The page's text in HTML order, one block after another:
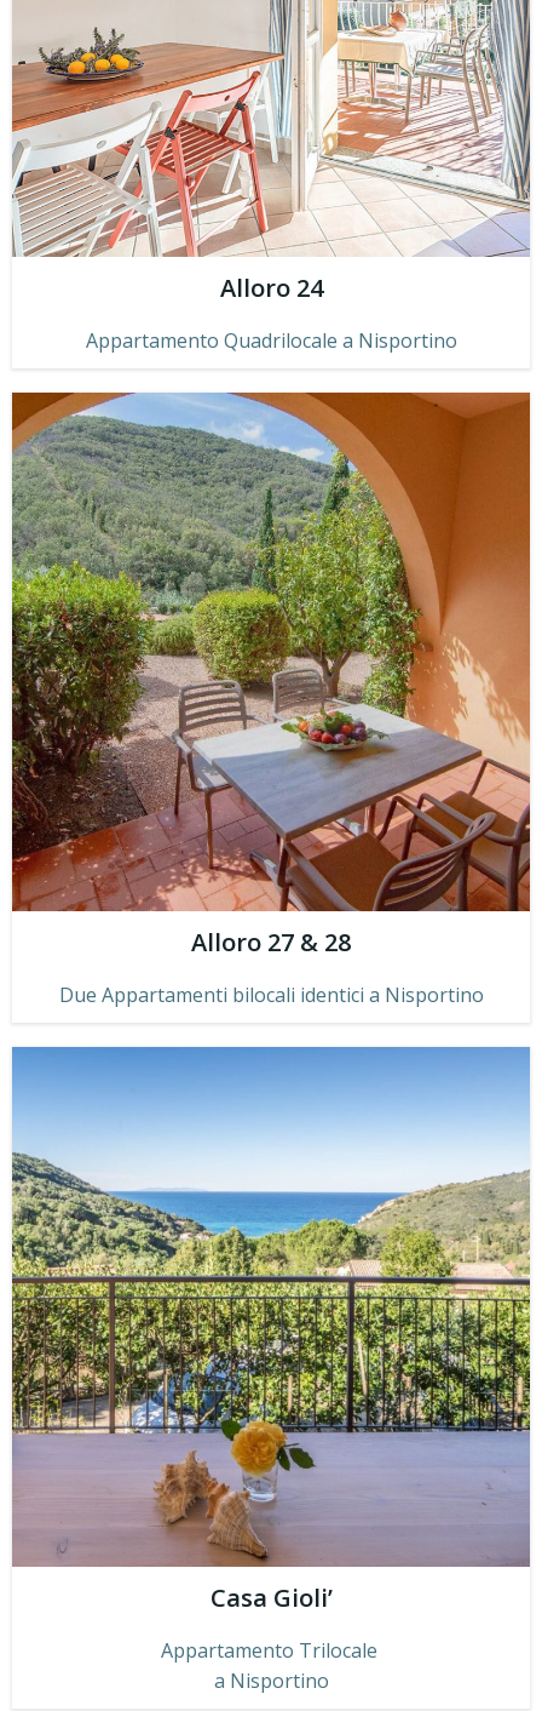
Alloro 24
Appartamento Quadrilocale a Nisportino
Alloro 27 & 28
Due Appartamenti bilocali identici a Nisportino
Casa Gioli’
Appartamento Trilocale
a Nisportino